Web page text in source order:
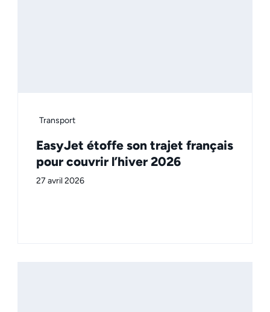
Transport
EasyJet étoffe son trajet français
pour couvrir l’hiver 2026
27 avril 2026